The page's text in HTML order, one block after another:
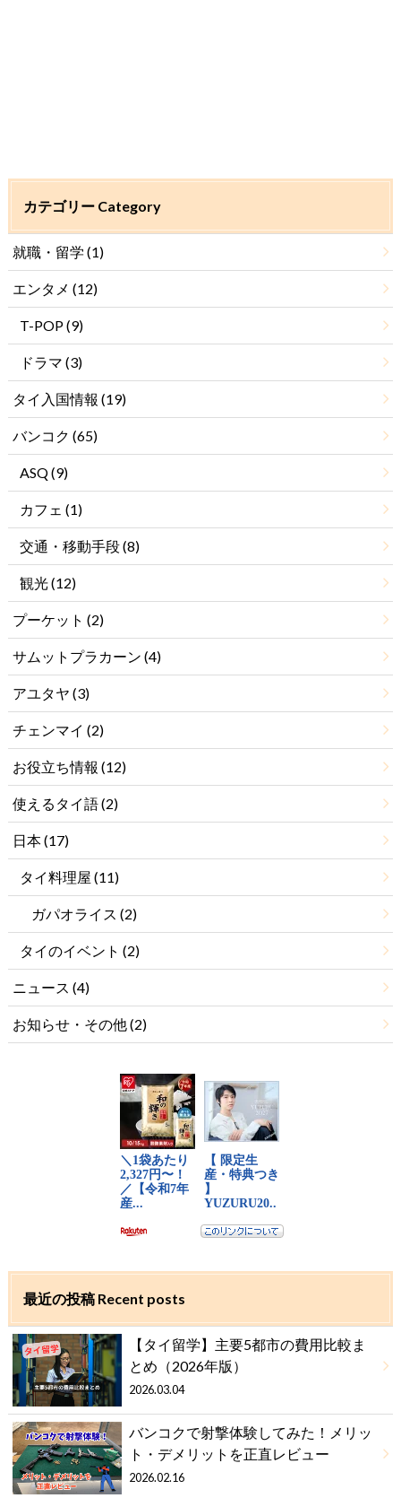
カテゴリー Category
就職・留学 (1)
エンタメ (12)
T-POP(9)
ドラマ (3)
タイ入国情報 (19)
バンコク (65)
ASQ(9)
カフェ (1)
交通・移動手段(8)
観光(12)
プーケット (2)
サムットプラカーン (4)
アユタヤ (3)
チェンマイ (2)
お役立ち情報 (12)
使えるタイ語(2)
日本(17)
タイ料理屋 (11)
ガパオライス (2)
タイのイベント (2)
ニュース (4)
お知らせ・その他(2)
最近の投稿 Recent posts
【タイ留学】主要5都市の費用比較ま
とめ（2026年版）
2026.03.04
バンコクで射撃体験してみた！メリッ
ト・デメリットを正直レビュー
2026.02.16